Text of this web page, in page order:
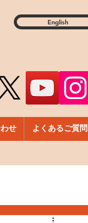
English
せ よくあるご質問